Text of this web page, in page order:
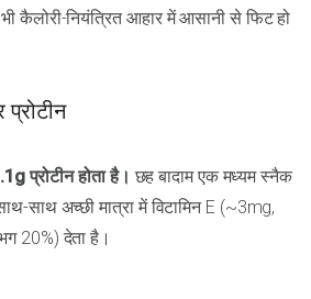
कैलोरी-नियंत्रित आहार में आसानी से फिट हो
प्रोटीन होता है। छह बादाम एक मध्यम स्नैक
साथ अच्छी मात्रा में विटामिन E (~3mg,
20%) देता है।